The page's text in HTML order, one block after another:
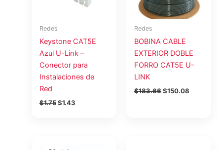
Redes
Keystone CAT5E
Azul U-Link –
Conector para
Instalaciones de
Red
$1.75 $1.43
Redes
BOBINA CABLE
EXTERIOR DOBLE
FORRO CAT5E U-
LINK
$183.66$150.08
precio